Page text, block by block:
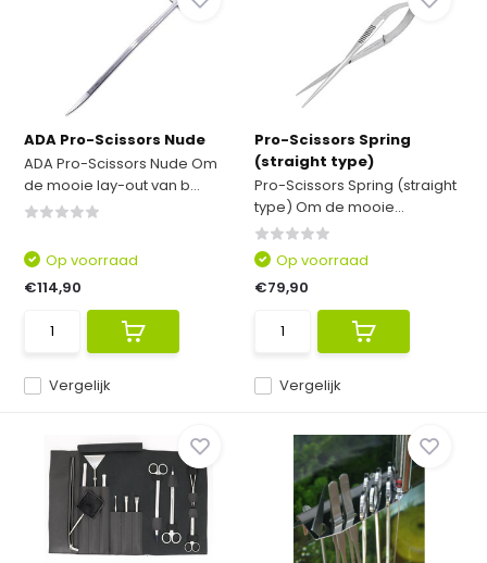
ADA Pro-Scissors Nude
ADA Pro-Scissors Nude Om
de mooie lay-out van b...
Vergelijk
Op voorraad
€114,90
Pro-Scissors Spring
(straight type)
Pro-Scissors Spring (straight
type) Om de mooie...
Vergelijk
Op voorraad
€79,90